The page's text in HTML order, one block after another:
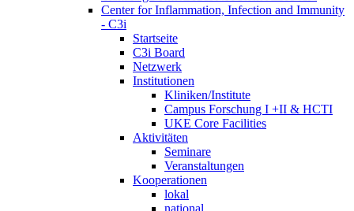
Center for Inflammation, Infection and Immunity
- C3i
Startseite
C3i Board
Netzwerk
Institutionen
Kliniken/Institute
Campus Forschung I +II & HCTI
UKE Core Facilities
Aktivitäten
Seminare
Veranstaltungen
Kooperationen
lokal
national